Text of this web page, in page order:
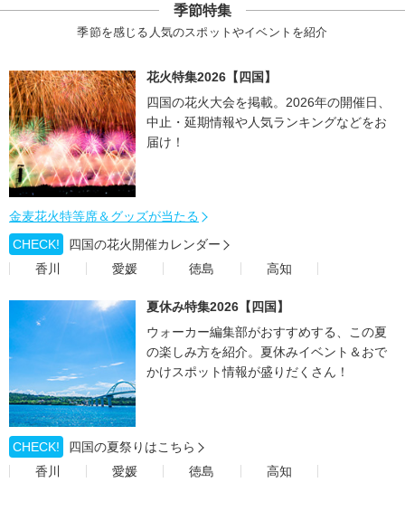
季節特集
季節を感じる人気のスポットやイベントを紹介
花火特集2026【四国】
四国の花火大会を掲載。2026年の開催日、
中止・延期情報や人気ランキングなどをお
届け！
金麦花火特等席＆グッズが当たる
CHECK!
四国の花火開催カレンダー
香川
愛媛 徳島 高知
夏休み特集2026【四国】
ウォーカー編集部がおすすめする、この夏
の楽しみ方を紹介。夏休みイベント＆おで
かけスポット情報が盛りだくさん！
CHECK!
四国の夏祭りはこちら
香川
愛媛 徳島 高知